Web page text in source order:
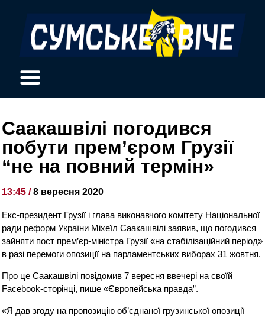
Саакашвілі погодився
побути прем’єром Грузії
“не на повний термін»
13:45 /8 вересня 2020
Екс-президент Грузії і глава виконавчого комітету Національної
ради реформ України Міхеїл Саакашвілі заявив, що погодився
зайняти пост прем’єр-міністра Грузії «на стабілізаційний період»
в разі перемоги опозиції на парламентських виборах 31 жовтня.
Про це Саакашвілі повідомив 7 вересня ввечері на своїй
Facebook-сторінці, пише «Європейська правда”.
«Я дав згоду на пропозицію об’єднаної грузинської опозиції